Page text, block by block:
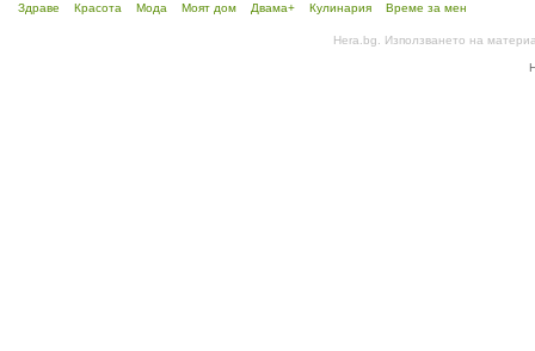
Здраве Красота Мода Моят дом Двама+ Кулинария Време за мен
Hera.bg. Използването на